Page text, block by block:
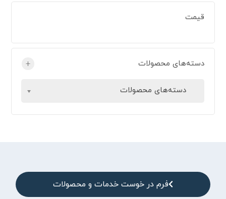
قیمت
دسته‌های محصولات +
دسته‌های محصولات
فرم در خوست خدمات و محصولات